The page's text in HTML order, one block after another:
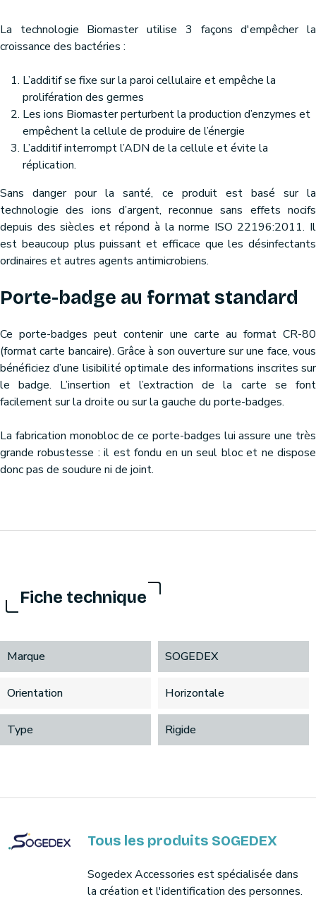
La technologie Biomaster utilise 3 façons d'empêcher la
croissance des bactéries :
L’additif se fixe sur la paroi cellulaire et empêche la
prolifération des germes
Les ions Biomaster perturbent la production d’enzymes et
empêchent la cellule de produire de l’énergie
L’additif interrompt l’ADN de la cellule et évite la
réplication.
Sans danger pour la santé, ce produit est basé sur la
technologie des ions d’argent, reconnue sans effets nocifs
depuis des siècles et répond à la norme ISO 22196:2011. Il
est beaucoup plus puissant et efficace que les désinfectants
ordinaires et autres agents antimicrobiens.
Porte-badge au format standard
Ce porte-badges peut contenir une carte au format CR-80
(format carte bancaire). Grâce à son ouverture sur une face, vous
bénéficiez d’une lisibilité optimale des informations inscrites sur
le badge. L’insertion et l’extraction de la carte se font
facilement sur la droite ou sur la gauche du porte-badges.
La fabrication monobloc de ce porte-badges lui assure une très
grande robustesse : il est fondu en un seul bloc et ne dispose
donc pas de soudure ni de joint.
Fiche technique
Marque SOGEDEX
Orientation Horizontale
Type Rigide
Tous les produits SOGEDEX
Sogedex Accessories est spécialisée dans
la création et l'identification des personnes.